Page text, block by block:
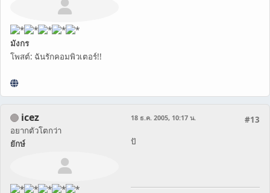
มังกร
โพสต์: ฉันรักคอมพิวเตอร์!!
icez
อยากตัวโตกว่า
ยักษ์
#13
18 ธ.ค. 2005, 10:17 น.
ปั